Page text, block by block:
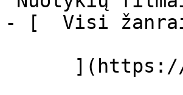
- [  Visi